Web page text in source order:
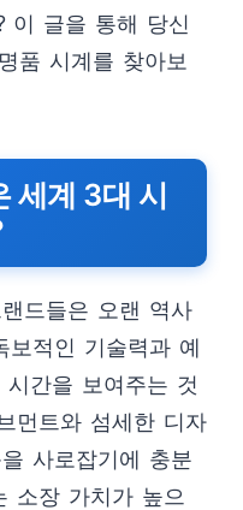
이 글을 통해 당신
품 시계를 찾아보
세계 3대 시
드들은 오랜 역사
보적인 기술력과 예
간을 보여주는 것
먼트와 섬세한 디자
사로잡기에 충분
소장 가치가 높으